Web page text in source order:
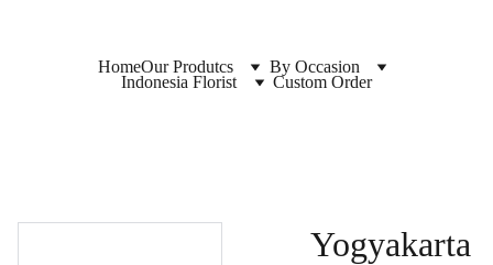
HomeOur Produtcs
By Occasion
Indonesia Florist
Custom Order
Yogyakarta